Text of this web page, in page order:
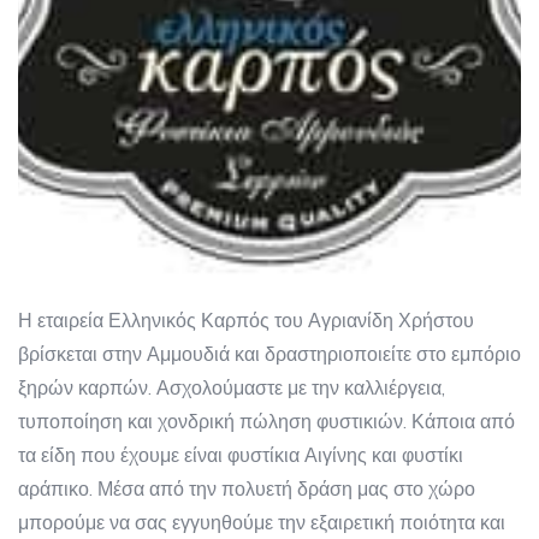
Η εταιρεία Ελληνικός Καρπός του Αγριανίδη Χρήστου
βρίσκεται στην Αμμουδιά και δραστηριοποιείτε στο εμπόριο
ξηρών καρπών. Ασχολούμαστε με την καλλιέργεια,
τυποποίηση και χονδρική πώληση φυστικιών. Κάποια από
τα είδη που έχουμε είναι φυστίκια Αιγίνης και φυστίκι
αράπικο. Μέσα από την πολυετή δράση μας στο χώρο
μπορούμε να σας εγγυηθούμε την εξαιρετική ποιότητα και